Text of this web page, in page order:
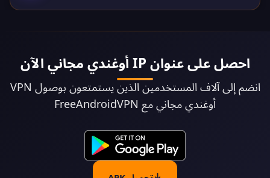
احصل على عنوان IP أوغندي مجاني الآن
انضم إلى آلاف المستخدمين الذين يستمتعون بوصول VPN
أوغندي مجاني مع FreeAndroidVPN